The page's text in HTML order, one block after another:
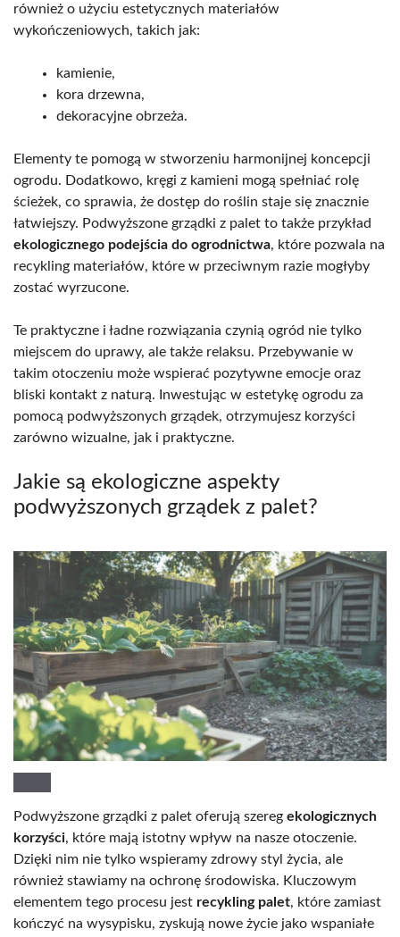
również o użyciu estetycznych materiałów
wykończeniowych, takich jak:
kamienie,
kora drzewna,
dekoracyjne obrzeża.
Elementy te pomogą w stworzeniu harmonijnej koncepcji
ogrodu. Dodatkowo, kręgi z kamieni mogą spełniać rolę
ścieżek, co sprawia, że dostęp do roślin staje się znacznie
łatwiejszy. Podwyższone grządki z palet to także przykład
ekologicznego podejścia do ogrodnictwa, które pozwala na
recykling materiałów, które w przeciwnym razie mogłyby
zostać wyrzucone.
Te praktyczne i ładne rozwiązania czynią ogród nie tylko
miejscem do uprawy, ale także relaksu. Przebywanie w
takim otoczeniu może wspierać pozytywne emocje oraz
bliski kontakt z naturą. Inwestując w estetykę ogrodu za
pomocą podwyższonych grządek, otrzymujesz korzyści
zarówno wizualne, jak i praktyczne.
Jakie są ekologiczne aspekty
podwyższonych grządek z palet?
Podwyższone grządki z palet oferują szereg ekologicznych
korzyści, które mają istotny wpływ na nasze otoczenie.
Dzięki nim nie tylko wspieramy zdrowy styl życia, ale
również stawiamy na ochronę środowiska. Kluczowym
elementem tego procesu jest recykling palet, które zamiast
kończyć na wysypisku, zyskują nowe życie jako wspaniałe